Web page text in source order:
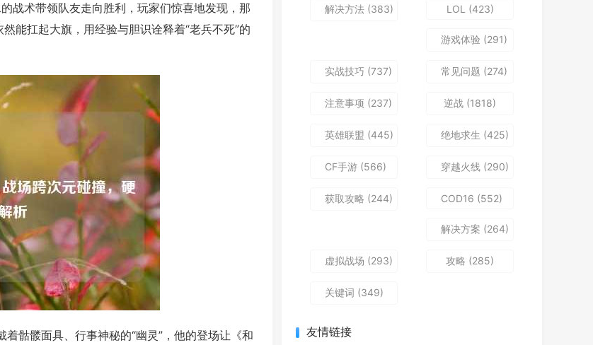
战术带领队友走向胜利，玩家们惊喜地发现，那
能扛起大旗，用经验与胆识诠释着“老兵不死”的
骷髅面具、行事神秘的“幽灵”，他的登场让《和
解决方法 (383) LOL (423)
游戏体验 (291)
实战技巧 (737) 常见问题 (274)
注意事项 (237) 逆战 (1818)
英雄联盟 (445) 绝地求生 (425)
CF手游 (566) 穿越火线 (290)
获取攻略 (244) COD16 (552)
解决方案 (264)
虚拟战场 (293) 攻略 (285)
关键词 (349)
友情链接